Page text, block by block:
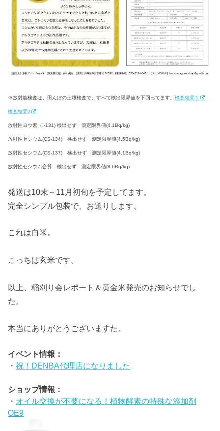
※放射能検査は、田んぼの土壌検査で、すべて検出限界値を下回ってます。検査結果１
検査結果2
放射性ヨウ素（I-131) 検出せず 測定限界値(4.1Bq/kg)
放射性セシウム(CS-134) 検出せず 測定限界値(4.5Bq/kg)
放射性セシウム(CS-137) 検出せず 測定限界値(4.1Bq/kg)
放射性セシウム合算 検出せず 測定限界値(8.6Bq/kg)
発送は10末～11月初旬を予定してます。
完全シンプル包装で、お送りします。
これは白米。
こっちは玄米です。
以上、稲刈り会レポート＆黄金米発売のお知らせでし
た。
本当にありがとうございますた。
イベント情報：
・祝！DENBA代理店になりました
ショップ情報：
・ オイル交換が不要になる！植物酵素の特殊な添加剤
OE9